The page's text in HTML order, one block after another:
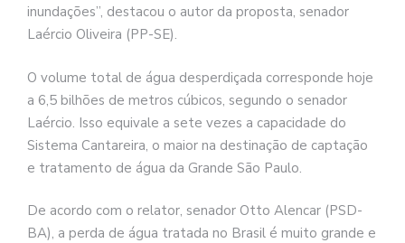
inundações”, destacou o autor da proposta, senador
Laércio Oliveira (PP-SE).
O volume total de água desperdiçada corresponde hoje
a 6,5 bilhões de metros cúbicos, segundo o senador
Laércio. Isso equivale a sete vezes a capacidade do
Sistema Cantareira, o maior na destinação de captação
e tratamento de água da Grande São Paulo.
De acordo com o relator, senador Otto Alencar (PSD-
BA), a perda de água tratada no Brasil é muito grande e